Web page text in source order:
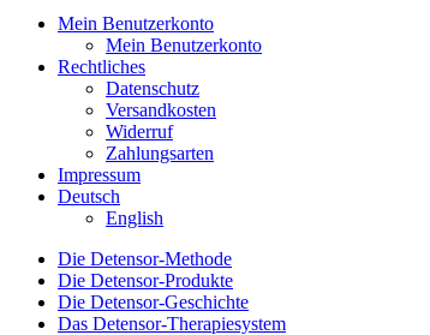
Mein Benutzerkonto
Mein Benutzerkonto
Rechtliches
Datenschutz
Versandkosten
Widerruf
Zahlungsarten
Impressum
Deutsch
English
Die Detensor-Methode
Die Detensor-Produkte
Die Detensor-Geschichte
Das Detensor-Therapiesystem